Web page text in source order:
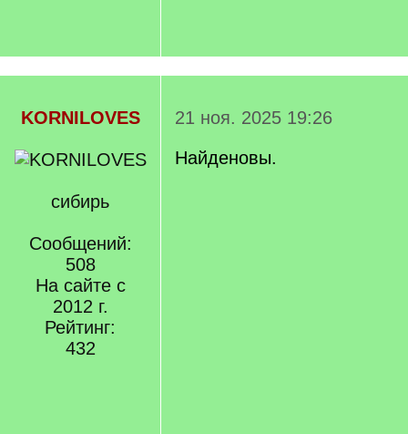
KORNILOVES
сибирь
Сообщений:
508
На сайте с
2012 г.
Рейтинг:
432
21 ноя. 2025 19:26
Найденовы.